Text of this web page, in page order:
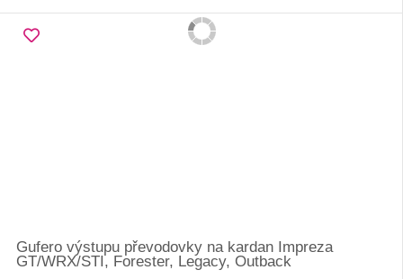
Gufero výstupu převodovky na kardan Impreza
GT/WRX/STI, Forester, Legacy, Outback